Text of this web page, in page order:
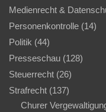
Medienrecht &
Personenkontrolle (14)
Politik (44)
Presseschau (128)
Steuerrecht (26)
Strafrecht (137)
Churer